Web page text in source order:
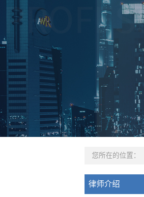
您所在的位置：
律师介绍